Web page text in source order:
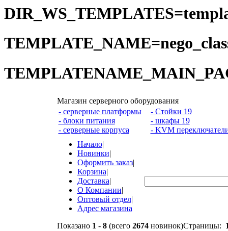
Магазин серверного оборудования
- серверные платформы
- блоки питания
- серверные корпуса
- Стойки 19
- шкафы 19
- KVM
Начало|
Новинки|
Оформить заказ|
Корзина|
Доставка|
О Компании|
Оптовый отдел|
Адрес магазина
Показано 1 - 8(всего 2674новинок)Страницы: